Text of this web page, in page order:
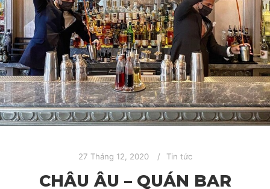
27 Tháng 12, 2020 Tin tức
CHÂU ÂU – QUÁN BAR